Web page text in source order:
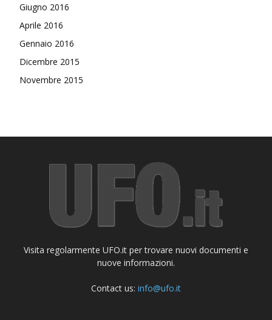
Giugno 2016
Aprile 2016
Gennaio 2016
Dicembre 2015
Novembre 2015
Visita regolarmente UFO.it per trovare nuovi documenti e
nuove informazioni.
Contact us: info@ufo.it